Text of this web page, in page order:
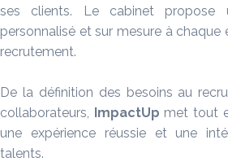
ses clients. Le cabinet propose
personnalisé et sur mesure à
recrutement.
De la définition des besoins au
collaborateurs,
ImpactUp met tout
une expérience réussie et une
talents.